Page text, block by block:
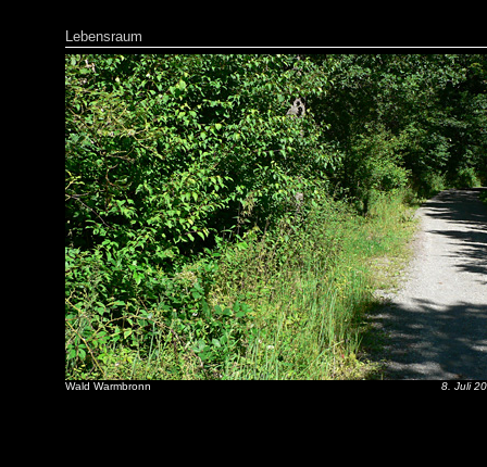
Lebensraum
Wald Warmbronn 8. Juli